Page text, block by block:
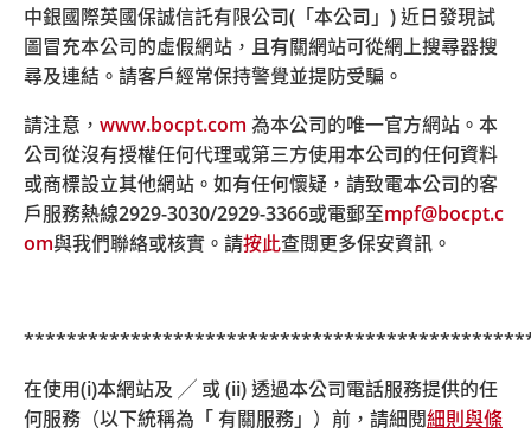
中銀國際英國保誠信託有限公司(「本公司」) 近日發現試
圖冒充本公司的虛假網站，且有關網站可從網上搜尋器搜
尋及連結。請客戶經常保持警覺並提防受騙。
請注意， www.bocpt.com 為本公司的唯一官方網站。本
公司從沒有授權任何代理或第三方使用本公司的任何資料
或商標設立其他網站。如有任何懷疑，請致電本公司的客
戶服務熱線2929-3030/2929-3366或電郵至mpf@bocpt.c
om與我們聯絡或核實。請按此查閱更多保安資訊。
在使用(i)本網站及 ╱ 或 (ii) 透過本公司電話服務提供的任
何服務（以下統稱為「 有關服務」）前，請細閱細則與條
了解更多
符合不同需要